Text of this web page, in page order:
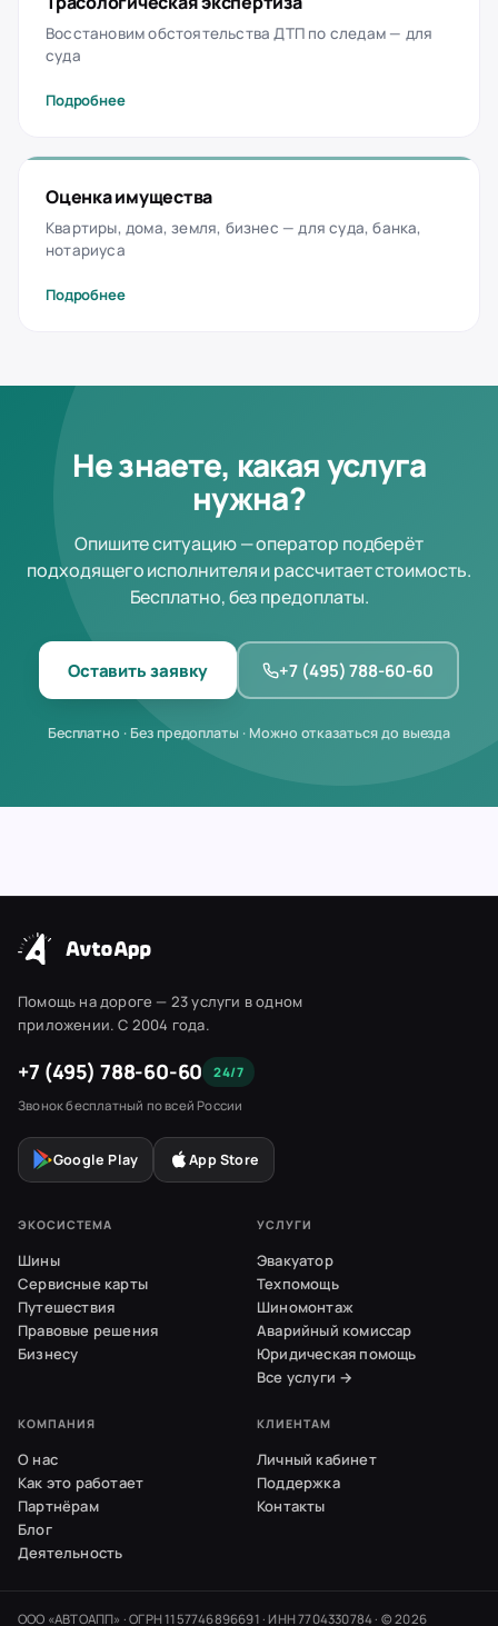
Восстановим обстоятельства ДТП по следам — для
суда
Подробнее
Оценка имущества
Квартиры, дома, земля, бизнес — для суда, банка,
нотариуса
Подробнее
Не знаете, какая услуга
нужна?
Опишите ситуацию — оператор подберёт
подходящего исполнителя и рассчитает стоимость.
Бесплатно, без предоплаты.
Оставить заявку +7 (495) 788-60-60
Бесплатно · Без предоплаты · Можно отказаться до выезда
Помощь на дороге — 23 услуги в одном
приложении. С 2004 года.
+7 (495) 788-60-60
24/7
Звонок бесплатный по всей России
Google Play App Store
ЭКОСИСТЕМА
Шины
Сервисные карты
Путешествия
Правовые решения
Бизнесу
УСЛУГИ
Эвакуатор
Техпомощь
Шиномонтаж
Аварийный комиссар
Юридическая помощь
Все услуги →
КОМПАНИЯ
О нас
Как это работает
Партнёрам
Блог
Деятельность
КЛИЕНТАМ
Личный кабинет
Поддержка
Контакты
ООО «АВТОАПП» · ОГРН 1157746896691 · ИНН 7704330784 · ©2026